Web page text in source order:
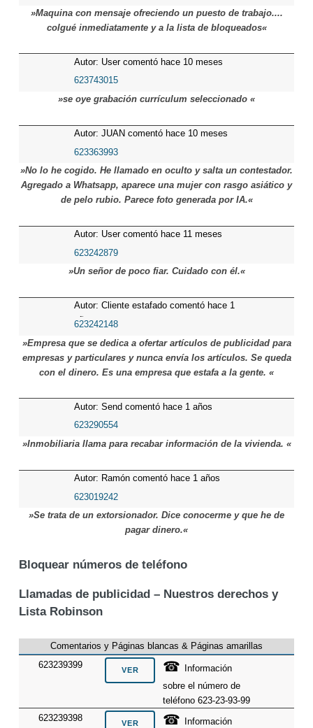
»Maquina con mensaje ofreciendo un puesto de trabajo....
colgué inmediatamente y a la lista de bloqueados«
Autor: User comentó hace 10 meses
623743015
»se oye grabación currículum seleccionado «
Autor: JUAN comentó hace 10 meses
623363993
»No lo he cogido. He llamado en oculto y salta un contestador.
Agregado a Whatsapp, aparece una mujer con rasgo asiático y
de pelo rubio. Parece foto generada por IA.«
Autor: User comentó hace 11 meses
623242879
»Un señor de poco fiar. Cuidado con él.«
Autor: Cliente estafado comentó hace 1
años
623242148
»Empresa que se dedica a ofertar artículos de publicidad para
empresas y particulares y nunca envía los artículos. Se queda
con el dinero. Es una empresa que estafa a la gente. «
Autor: Send comentó hace 1 años
623290554
»Inmobiliaria llama para recabar información de la vivienda. «
Autor: Ramón comentó hace 1 años
623019242
»Se trata de un extorsionador. Dice conocerme y que he de
pagar dinero.«
Bloquear números de teléfono
Llamadas de publicidad – Nuestros derechos y
Lista Robinson
Comentarios y Páginas blancas & Páginas amarillas
623239399
☎ Información
sobre el número de
teléfono 623-23-93-99
623239398
☎ Información